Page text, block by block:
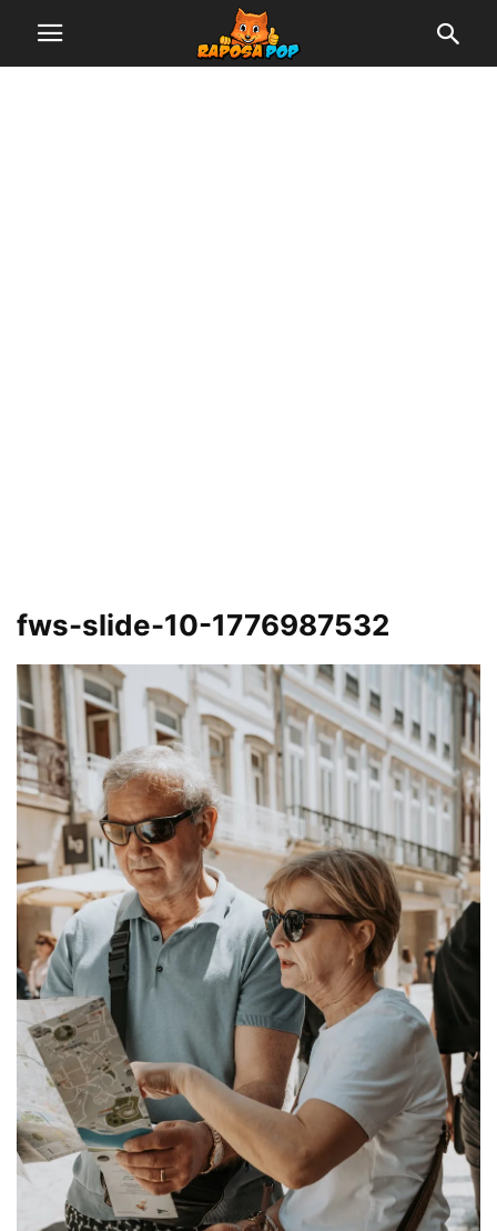
fws-slide-10-1776987532